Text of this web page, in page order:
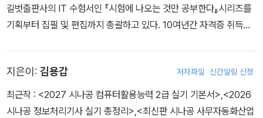
길벗출판사의 IT 수험서인 『시험에 나오는 것만 공부한다』시리즈를
기획부터 집필 및 편집까지 총괄하고 있다. 10여년간 자격증 취득에
위한 다양한 연구와 집필 활동에 전념하고 있다.
지은이: 김용갑 저자파일 신간알림 신청
최근작 : <2027 시나공 컴퓨터활용능력 2급 실기 기본서>,<2026
시나공 정보처리기사 실기 총정리>,<최신판 시나공 사무자동화산업